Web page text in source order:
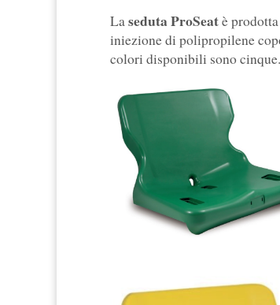
Laseduta ProSeatè
iniezione di polipropilene
colori disponibili sono cinque.